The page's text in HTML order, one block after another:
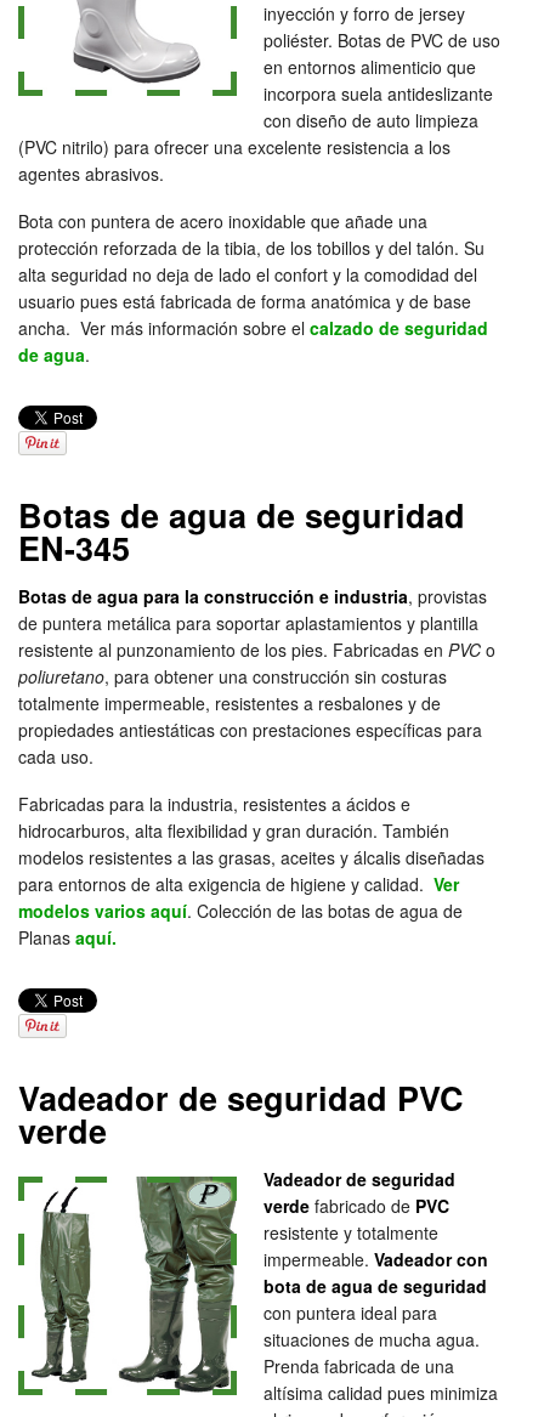
inyección y forro de jersey
poliéster. Botas de PVC de uso
en entornos alimenticio que
incorpora suela antideslizante
con diseño de auto limpieza
(PVC nitrilo) para ofrecer una excelente resistencia a los
agentes abrasivos.
Bota con puntera de acero inoxidable que añade una
protección reforzada de la tibia, de los tobillos y del talón. Su
alta seguridad no deja de lado el confort y la comodidad del
usuario pues está fabricada de forma anatómica y de base
ancha. Ver más información sobre el calzado de seguridad
de agua.
Botas de agua de seguridad
EN-345
Botas de agua para la construcción e industria, provistas
de puntera metálica para soportar aplastamientos y plantilla
resistente al punzonamiento de los pies. Fabricadas en PVC o
poliuretano, para obtener una construcción sin costuras
totalmente impermeable, resistentes a resbalones y de
propiedades antiestáticas con prestaciones específicas para
cada uso.
Fabricadas para la industria, resistentes a ácidos e
hidrocarburos, alta flexibilidad y gran duración. También
modelos resistentes a las grasas, aceites y álcalis diseñadas
para entornos de alta exigencia de higiene y calidad. Ver
modelos varios aquí. Colección de las botas de agua de
Planas aquí.
Vadeador de seguridad PVC
verde
Vadeador de seguridad
verde fabricado de PVC
resistente y totalmente
impermeable. Vadeador con
bota de agua de seguridad
con puntera ideal para
situaciones de mucha agua.
Prenda fabricada de una
altísima calidad pues minimiza